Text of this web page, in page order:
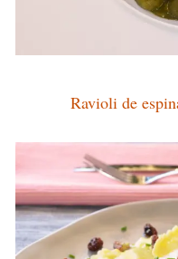
Ravioli de